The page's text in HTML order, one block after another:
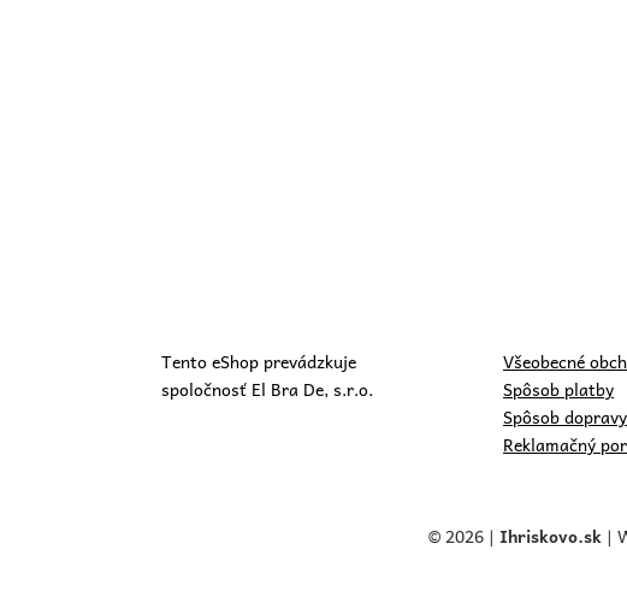
Tento eShop prevádzkuje
spoločnosť El Bra De, s.r.o.
Všeobecné
Spôsob platby
Spôsob dopravy
Reklamačný
© 2026 | Ihriskovo.sk|